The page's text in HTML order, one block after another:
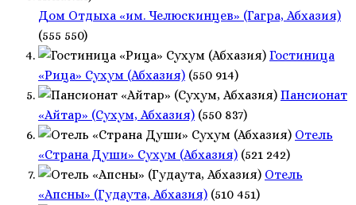
Дом Отдыха «им. Челюскинцев» (Гагра, Абхазия)
(555 550)
Гостиница
«Рица» Сухум (Абхазия) (550 914)
Пансионат
«Айтар» (Сухум, Абхазия) (550 837)
Отель
«Страна Души» Сухум (Абхазия) (521 242)
Отель
«Апсны» (Гудаута, Абхазия) (510 451)